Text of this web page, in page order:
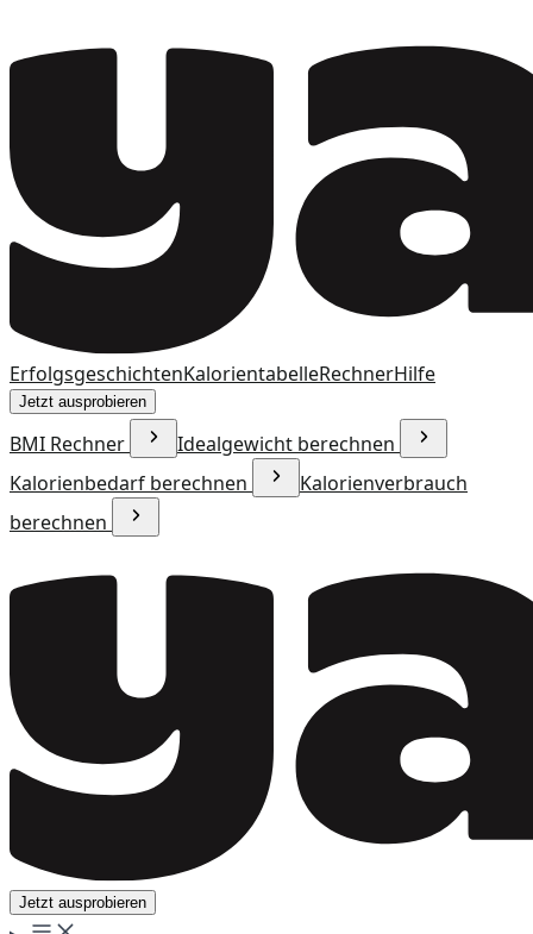
ErfolgsgeschichtenKalorientabelleRechnerHilfe
Jetzt ausprobieren
BMI Rechner
Idealgewicht berechnen
Kalorienbedarf berechnen
Kalorienverbrauch
berechnen
Jetzt ausprobieren